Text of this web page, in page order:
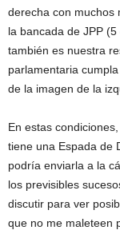
derecha con muchos
la bancada de JPP
también es nuestra
parlamentaria
de la imagen de la
En estas
tiene una Espada de
podría enviarla a la
los previsibles
discutir para ver
que no me maleteen